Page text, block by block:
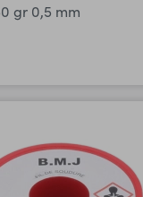
gr 0,5 mm